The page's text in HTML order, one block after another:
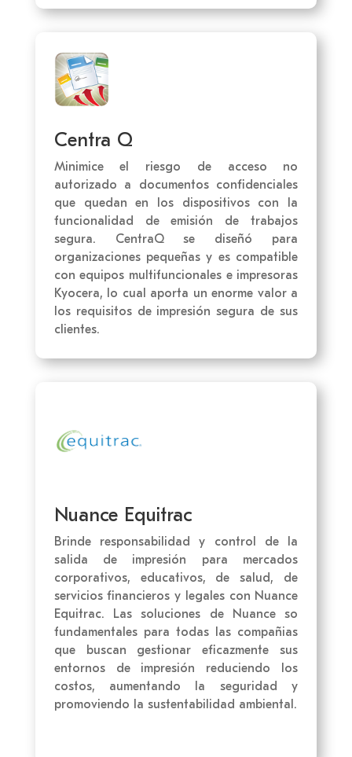
Centra Q
Minimice el riesgo de acceso no
autorizado a documentos confidenciales
que quedan en los dispositivos con la
funcionalidad de emisión de trabajos
segura. CentraQ se diseñó para
organizaciones pequeñas y es compatible
con equipos multifuncionales e impresoras
Kyocera, lo cual aporta un enorme valor a
los requisitos de impresión segura de sus
clientes.
Nuance Equitrac
Brinde responsabilidad y control de la
salida de impresión para mercados
corporativos, educativos, de salud, de
servicios financieros y legales con Nuance
Equitrac. Las soluciones de Nuance so
fundamentales para todas las compañias
que buscan gestionar eficazmente sus
entornos de impresión reduciendo los
costos, aumentando la seguridad y
promoviendo la sustentabilidad ambiental.